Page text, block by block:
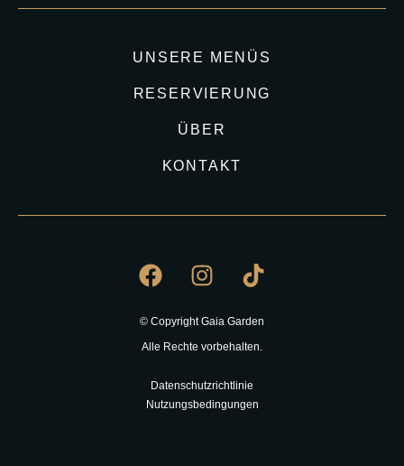
UNSERE MENÜS
RESERVIERUNG
ÜBER
KONTAKT
© Copyright Gaia Garden
Alle Rechte vorbehalten.
Datenschutzrichtlinie
Nutzungsbedingungen